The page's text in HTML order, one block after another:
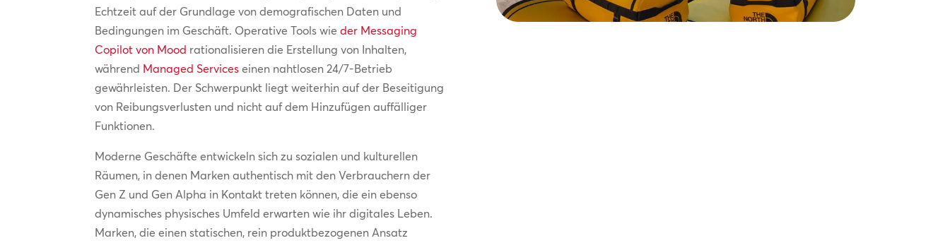
Echtzeit auf der Grundlage von demografischen Daten und
Bedingungen im Geschäft. Operative Tools wieder Messaging
Copilot von Mood rationalisieren die Erstellung von Inhalten,
während Managed Services einen nahtlosen 24/7-Betrieb
gewährleisten. Der Schwerpunkt liegt weiterhin auf der Beseitigung
von Reibungsverlusten und nicht auf dem Hinzufügen auffälliger
Funktionen.
Moderne Geschäfte entwickeln sich zu sozialen und kulturellen
Räumen, in denen Marken authentisch mit den Verbrauchern der
Gen Z und Gen Alpha in Kontakt treten können, die ein ebenso
dynamisches physisches Umfeld erwarten wie ihr digitales Leben.
Marken, die einen statischen, rein produktbezogenen Ansatz